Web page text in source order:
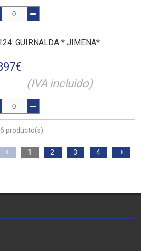
: GUIRNALDA * JIMENA*
€
(IVA incluido)
producto(s).
‹ 1 2 3 4 ›